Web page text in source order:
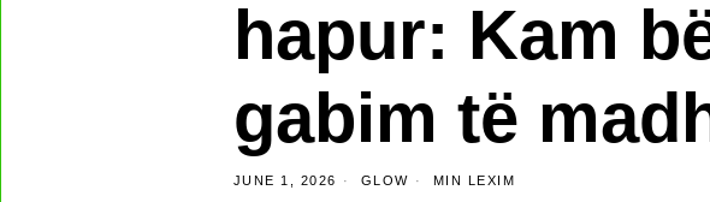
hapur: Kam
gabim të
JUNE 1, 2026 GLOW MIN LEXIM